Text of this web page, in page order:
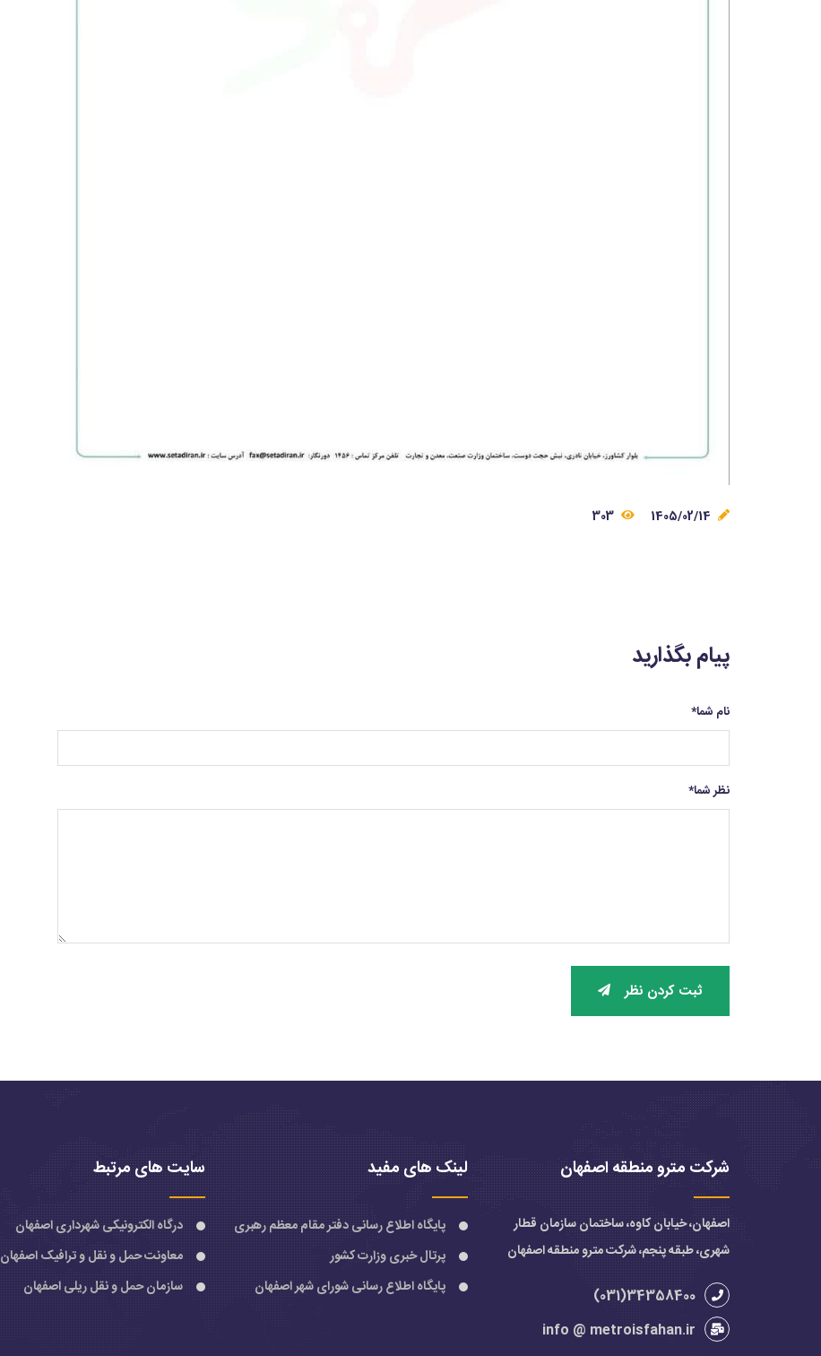
پیام بگذارید
نام شما*
نظر شما*
ثبت کردن نظر
شرکت مترو منطقه اصفهان
اصفهان، خیابان کاوه، ساختمان سازمان قطار
شهری، طبقه پنجم، شرکت مترو منطقه اصفهان
34358400(031)
info @ metroisfahan.ir
لینک های مفید
پایگاه اطلاع رسانی دفتر مقام معظم رهبری
پرتال خبری وزارت کشور
پایگاه اطلاع رسانی شورای شهر اصفهان
سایت های مرتبط
درگاه الکترونیکی شهرداری اصفهان
معاونت حمل و نقل و ترافیک اصفهان
سازمان حمل و نقل ریلی اصفهان